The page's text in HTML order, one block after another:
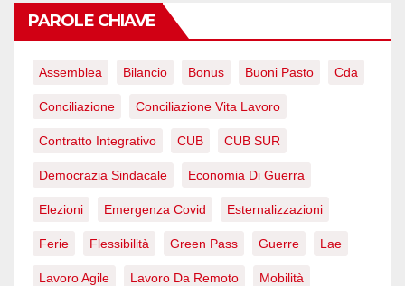
PAROLE CHIAVE
Assemblea Bilancio Bonus Buoni Pasto Cda
Conciliazione Conciliazione Vita Lavoro
Contratto Integrativo CUB CUB SUR
Democrazia Sindacale Economia Di Guerra
Elezioni Emergenza Covid Esternalizzazioni
Ferie Flessibilità Green Pass Guerre Lae
Lavoro Agile Lavoro Da Remoto Mobilità